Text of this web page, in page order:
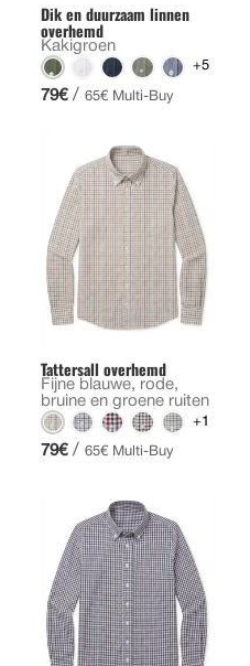
Dik en duurzaam linnen
overhemd
Kakigroen
+5
79€ / 65€ Multi-Buy
Tattersall overhemd
Fijne blauwe, rode,
bruine en groene ruiten
+1
79€ / 65€ Multi-Buy